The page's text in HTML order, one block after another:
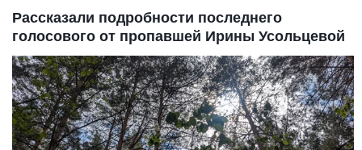
Рассказали подробности последнего
голосового от пропавшей Ирины Усольцевой